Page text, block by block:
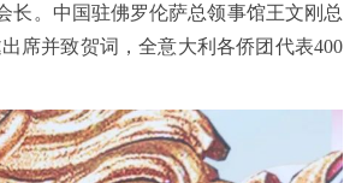
长。中国驻佛罗伦萨总领事馆王文刚总
出席并致贺词，全意大利各侨团代表400